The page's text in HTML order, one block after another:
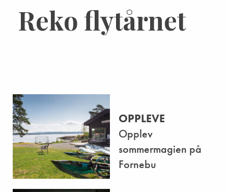
Reko flytårnet
OPPLEVE
Opplev
sommermagien på
Fornebu